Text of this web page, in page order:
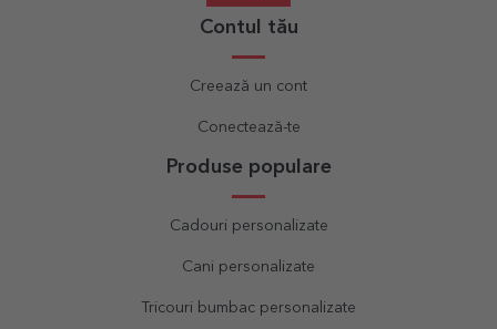
Contul tău
Creează un cont
Conectează-te
Produse populare
Cadouri personalizate
Cani personalizate
Tricouri bumbac personalizate